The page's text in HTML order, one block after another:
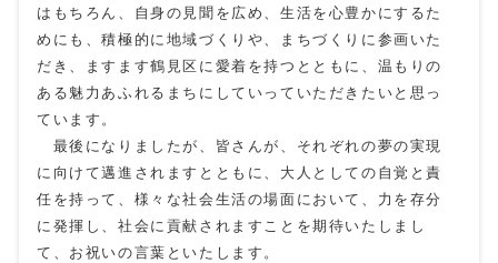
はもちろん、自身の見聞を広め、生活を心豊かにするた
めにも、積極的に地域づくりや、まちづくりに参画いた
だき、ますます鶴見区に愛着を持つとともに、温もりの
ある魅力あふれるまちにしていっていただきたいと思っ
ています。
最後になりましたが、皆さんが、それぞれの夢の実現
に向けて邁進されますとともに、大人としての自覚と責
任を持って、様々な社会生活の場面において、力を存分
に発揮し、社会に貢献されますことを期待いたしまし
て、お祝いの言葉といたします。